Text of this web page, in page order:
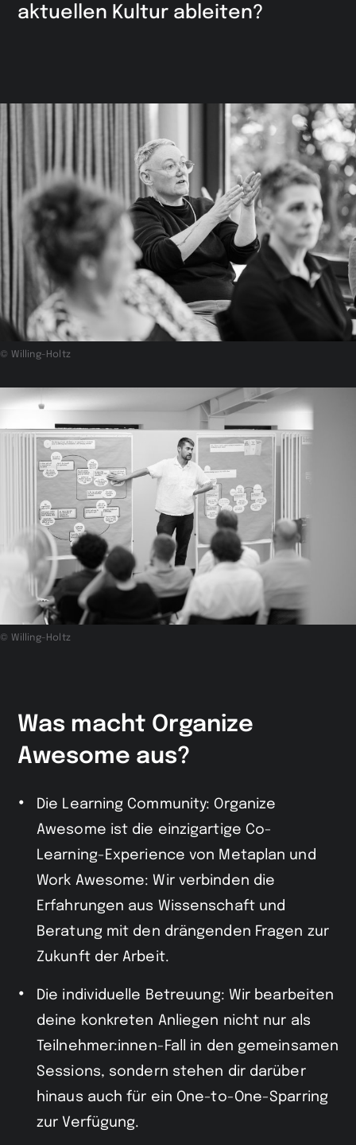
aktuellen Kultur ableiten?
© Willing-Holtz
© Willing-Holtz
Was macht Organize
Awesome aus?
Die Learning Community: Organize
Awesome ist die einzigartige Co-
Learning-Experience von Metaplan und
Work Awesome: Wir verbinden die
Erfahrungen aus Wissenschaft und
Beratung mit den drängenden Fragen zur
Zukunft der Arbeit.
Die individuelle Betreuung: Wir bearbeiten
deine konkreten Anliegen nicht nur als
Teilnehmer:innen-Fall in den gemeinsamen
Sessions, sondern stehen dir darüber
hinaus auch für ein One-to-One-Sparring
zur Verfügung.